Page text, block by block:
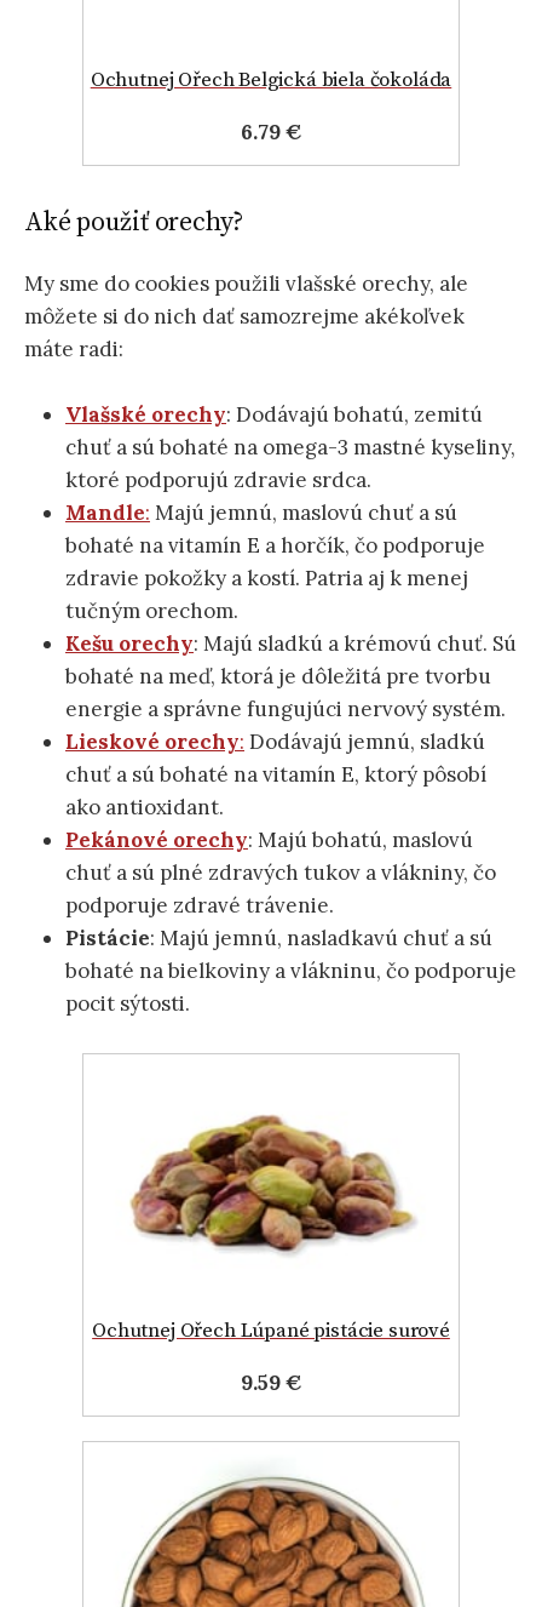
Ochutnej Ořech Belgická biela čokoláda
6.79 €
Aké použiť orechy?
My sme do cookies použili vlašské orechy, ale
môžete si do nich dať samozrejme akékoľvek
máte radi:
Vlašské orechy: Dodávajú bohatú, zemitú
chuť a sú bohaté na omega-3 mastné kyseliny,
ktoré podporujú zdravie srdca.
Mandle: Majú jemnú, maslovú chuť a sú
bohaté na vitamín E a horčík, čo podporuje
zdravie pokožky a kostí. Patria aj k menej
tučným orechom.
Kešu orechy: Majú sladkú a krémovú chuť. Sú
bohaté na meď, ktorá je dôležitá pre tvorbu
energie a správne fungujúci nervový systém.
Lieskové orechy: Dodávajú jemnú, sladkú
chuť a sú bohaté na vitamín E, ktorý pôsobí
ako antioxidant.
Pekánové orechy: Majú bohatú, maslovú
chuť a sú plné zdravých tukov a vlákniny, čo
podporuje zdravé trávenie.
Pistácie: Majú jemnú, nasladkavú chuť a sú
bohaté na bielkoviny a vlákninu, čo podporuje
pocit sýtosti.
Ochutnej Ořech Lúpané pistácie surové
9.59 €